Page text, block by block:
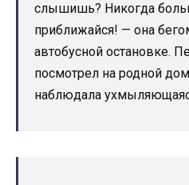
слышишь? Никогда
приближайся! — она
автобусной остановке.
посмотрел на родной
наблюдала